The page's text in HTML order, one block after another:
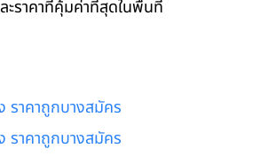
ะราคาที่คุ้มค่าที่สุดในพื้นที่
ราคาถูกบางสมัคร
ราคาถูกบางสมัคร